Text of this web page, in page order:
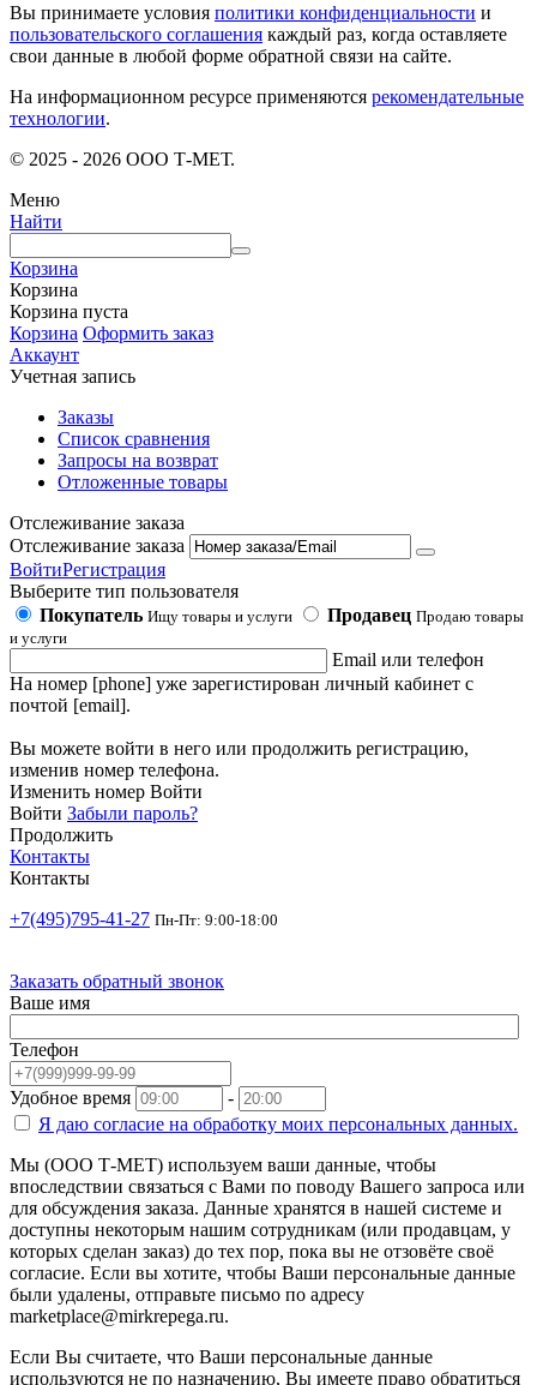
Вы принимаете условия политики конфиденциальности и
пользовательского соглашения каждый раз, когда оставляете
свои данные в любой форме обратной связи на сайте.
На информационном ресурсе применяются рекомендательные
технологии.
© 2025 - 2026 ООО Т-МЕТ.
Меню
Найти
Корзина
Корзина
Корзина пуста
Корзина Оформить заказ
Аккаунт
Учетная запись
Заказы
Список сравнения
Запросы на возврат
Отложенные товары
Отслеживание заказа
Отслеживание заказа
ВойтиРегистрация
Выберите тип пользователя
Покупатель Ищу товары и услуги Продавец Продаю товары
и услуги
Email или телефон
На номер [phone] уже зарегистирован личный кабинет с
почтой [email].
Вы можете войти в него или продолжить регистрацию,
изменив номер телефона.
Изменить номер Войти
Войти Забыли пароль?
Продолжить
Контакты
Контакты
+7(495)795-41-27 Пн-Пт: 9:00-18:00
Заказать обратный звонок
Ваше имя
Телефон
Удобное время
-
Я даю согласие на обработку моих персональных данных.
Мы (ООО Т-МЕТ) используем ваши данные, чтобы
впоследствии связаться с Вами по поводу Вашего запроса или
для обсуждения заказа. Данные хранятся в нашей системе и
доступны некоторым нашим сотрудникам (или продавцам, у
которых сделан заказ) до тех пор, пока вы не отзовёте своё
согласие. Если вы хотите, чтобы Ваши персональные данные
были удалены, отправьте письмо по адресу
marketplace@mirkrepega.ru.
Если Вы считаете, что Ваши персональные данные
используются не по назначению, Вы имеете право обратиться